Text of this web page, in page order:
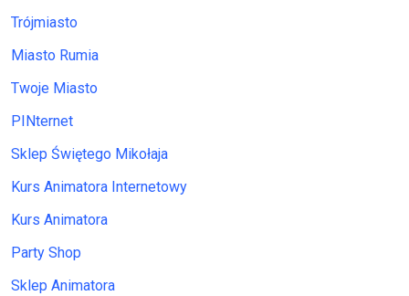
Trójmiasto
Miasto Rumia
Twoje Miasto
PINternet
Sklep Świętego Mikołaja
Kurs Animatora Internetowy
Kurs Animatora
Party Shop
Sklep Animatora